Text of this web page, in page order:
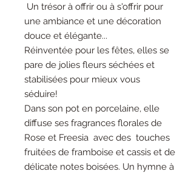
Un trésor à offrir ou à s'offrir pour
une ambiance et une décoration
douce et élégante...
Réinventée pour les fêtes, elles se
pare de jolies fleurs séchées et
stabilisées pour mieux vous
séduire!
Dans son pot en porcelaine, elle
diffuse ses fragrances florales de
Rose et Freesia avec des touches
fruitées de framboise et cassis et de
délicate notes boisées. Un hymne à